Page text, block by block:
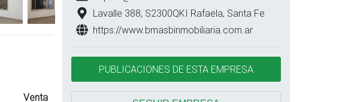
Venta
Lavalle 388, S2300QKI Rafaela, Santa Fe
https://www.bmasbinmobiliaria.com.ar
PUBLICACIONES DE ESTA EMPRESA